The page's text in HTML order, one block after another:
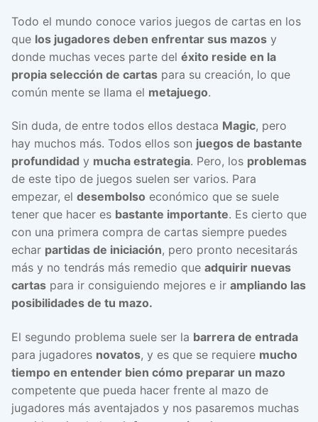
Todo el mundo conoce varios juegos de cartas en los
que los jugadores deben enfrentar sus mazos y
donde muchas veces parte del éxito reside en la
propia selección de cartas para su creación, lo que
común mente se llama el metajuego.
Sin duda, de entre todos ellos destaca Magic, pero
hay muchos más. Todos ellos son juegos de bastante
profundidad y mucha estrategia. Pero, los problemas
de este tipo de juegos suelen ser varios. Para
empezar, el desembolso económico que se suele
tener que hacer es bastante importante. Es cierto que
con una primera compra de cartas siempre puedes
echar partidas de iniciación, pero pronto necesitarás
más y no tendrás más remedio que adquirir nuevas
cartas para ir consiguiendo mejores e ir ampliando las
posibilidades de tu mazo.
El segundo problema suele ser la barrera de entrada
para jugadores novatos, y es que se requiere mucho
tiempo en entender bien cómo preparar un mazo
competente que pueda hacer frente al mazo de
jugadores más aventajados y nos pasaremos muchas